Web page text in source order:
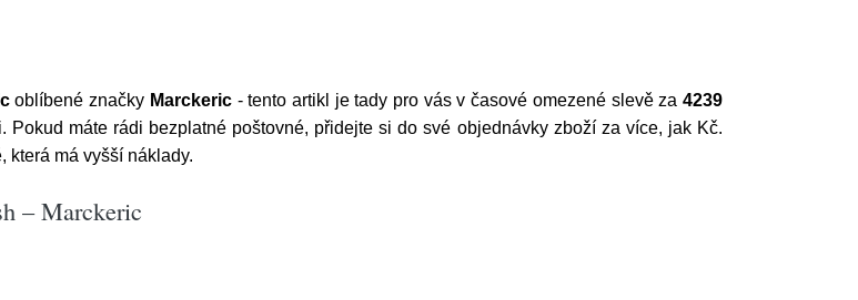
oblíbené značky Marckeric- tento artikl je tady pro vás v časové omezené slevě za4239
máte rádi bezplatné poštovné, přidejte si do své objednávky zboží za více, jak Kč.
která má vyšší náklady.
– Marckeric